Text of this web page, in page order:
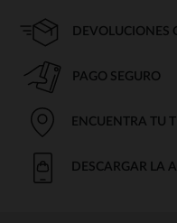
DEVOLUCIONES
PAGO SEGURO
ENCUENTRA TU
DESCARGAR LA